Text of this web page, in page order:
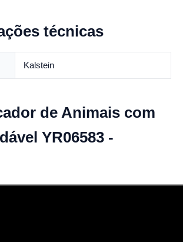
técnicas
Kalstein
de Animais com
YR06583 -